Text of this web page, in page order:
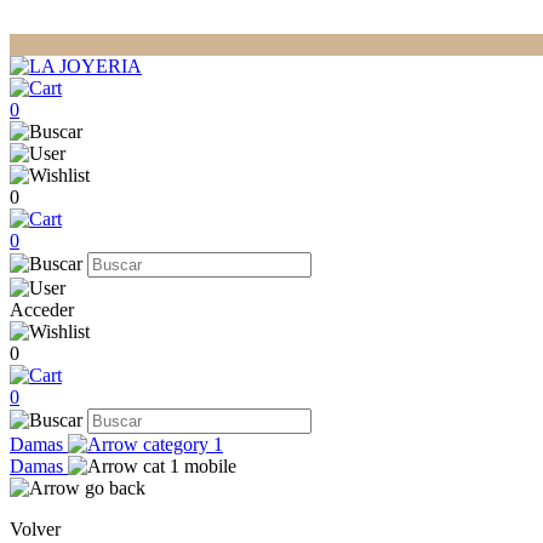
0
0
0
Acceder
0
0
Damas
Damas
Volver